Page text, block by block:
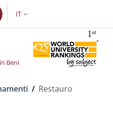
SELETTORE LINGUA:
IT
Beni
/ Restauro